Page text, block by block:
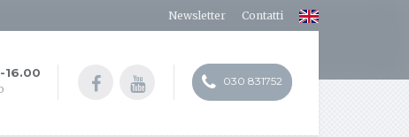
Newsletter Contatti
16.00
030 831752